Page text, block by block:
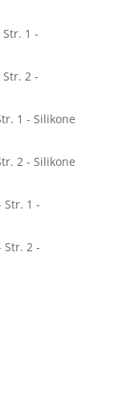
1 -
2 -
1 - Silikone
2 - Silikone
Str. 1 -
Str. 2 -